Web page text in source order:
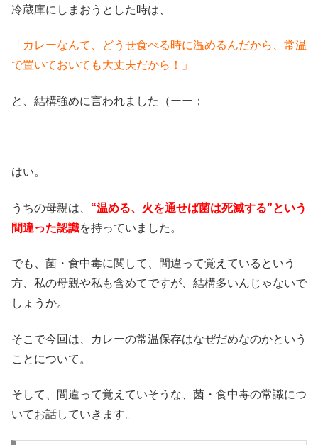
冷蔵庫にしまおうとした時は、
「カレーなんて、どうせ食べる時に温めるんだから、常温
で置いておいても大丈夫だから！」
と、結構強めに言われました（ーー；
はい。
うちの母親は、 “温める、火を通せば菌は死滅する”という
間違った認識を持っていました。
でも、菌・食中毒に関して、間違って覚えているという
方、私の母親や私も含めてですが、結構多いんじゃないで
しょうか。
そこで今回は、カレーの常温保存はなぜだめなのかという
ことについて。
そして、間違って覚えていそうな、菌・食中毒の常識につ
いてお話していきます。